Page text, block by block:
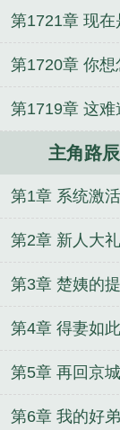
趣阁
(无绿改)
全集
（碧蓝
第1721章 现在
第1720章 你
第1719章 这
主角路
第1章 系统激活
第2章 新人大
第3章 楚姨的
第4章 得妻如
第5章 再回京
第6章 我的好